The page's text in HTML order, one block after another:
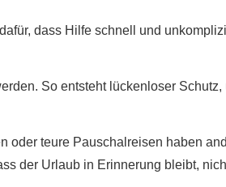
dass Hilfe schnell und
So entsteht lückenloser
oder teure Pauschalreisen haben
der Urlaub in Erinnerung bleibt,